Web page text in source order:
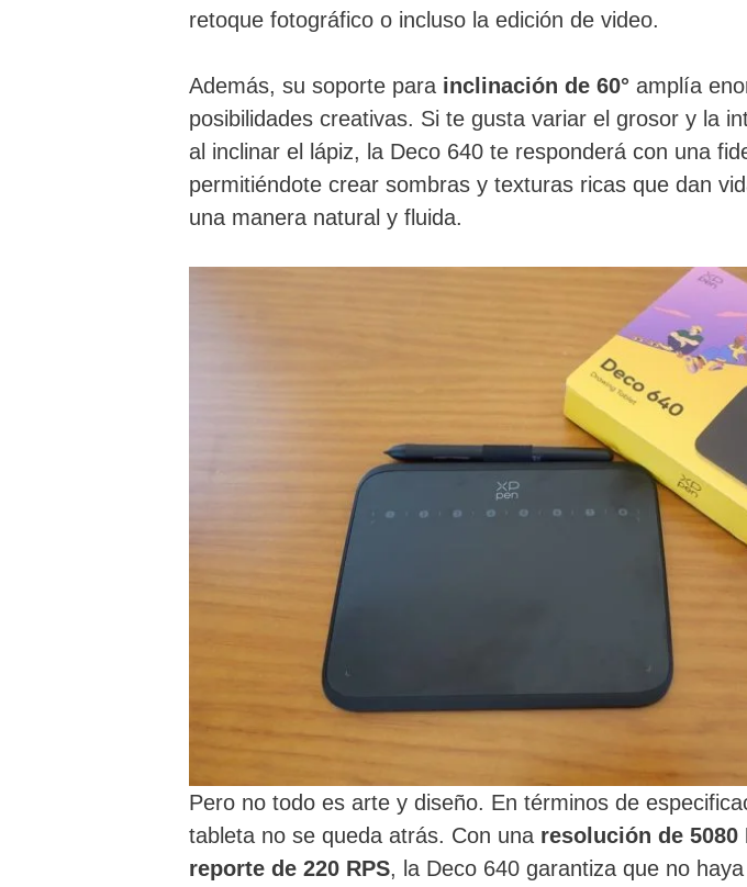
retoque fotográfico o incluso la edición de video.
Además, su soporte para inclinación de 60° amplía
posibilidades creativas. Si te gusta variar el grosor y la
al inclinar el lápiz, la Deco 640 te responderá con una
permitiéndote crear sombras y texturas ricas que dan
una manera natural y fluida.
Pero no todo es arte y diseño. En términos de
tableta no se queda atrás. Con una resolución de 5080
reporte de 220 RPS, la Deco 640 garantiza que no